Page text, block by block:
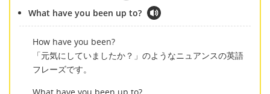
What have you been up to?
How have you been?
「元気にしていましたか？」のようなニュアンスの英語
フレーズです。